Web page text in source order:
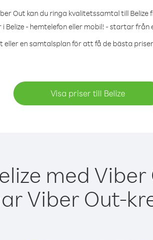
Out kan du ringa kvalitetssamtal till Belize
i Belize - hemtelefon eller mobil! - startar
eller en samtalsplan för att få de bästa
Visa priser till Belize
med
Viber Out-